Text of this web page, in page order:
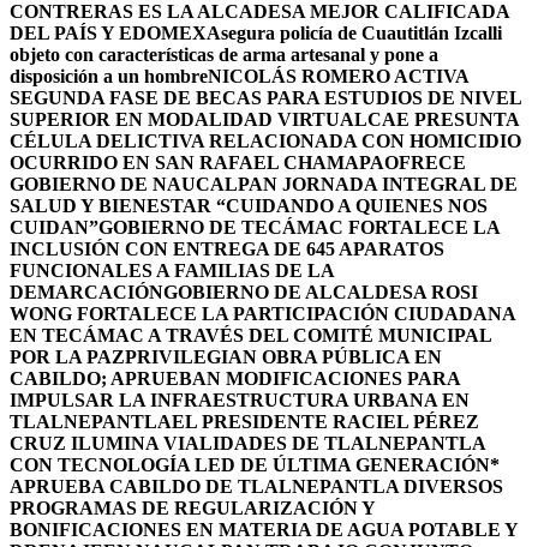
CONTRERAS ES LA ALCADESA MEJOR CALIFICADA
DEL PAÍS Y EDOMEXAsegura policía de Cuautitlán Izcalli
objeto con características de arma artesanal y pone a
disposición a un hombreNICOLÁS ROMERO ACTIVA
SEGUNDA FASE DE BECAS PARA ESTUDIOS DE NIVEL
SUPERIOR EN MODALIDAD VIRTUALCAE PRESUNTA
CÉLULA DELICTIVA RELACIONADA CON HOMICIDIO
OCURRIDO EN SAN RAFAEL CHAMAPAOFRECE
GOBIERNO DE NAUCALPAN JORNADA INTEGRAL DE
SALUD Y BIENESTAR “CUIDANDO A QUIENES NOS
CUIDAN”GOBIERNO DE TECÁMAC FORTALECE LA
INCLUSIÓN CON ENTREGA DE 645 APARATOS
FUNCIONALES A FAMILIAS DE LA
DEMARCACIÓNGOBIERNO DE ALCALDESA ROSI
WONG FORTALECE LA PARTICIPACIÓN CIUDADANA
EN TECÁMAC A TRAVÉS DEL COMITÉ MUNICIPAL
POR LA PAZPRIVILEGIAN OBRA PÚBLICA EN
CABILDO; APRUEBAN MODIFICACIONES PARA
IMPULSAR LA INFRAESTRUCTURA URBANA EN
TLALNEPANTLAEL PRESIDENTE RACIEL PÉREZ
CRUZ ILUMINA VIALIDADES DE TLALNEPANTLA
CON TECNOLOGÍA LED DE ÚLTIMA GENERACIÓN*
APRUEBA CABILDO DE TLALNEPANTLA DIVERSOS
PROGRAMAS DE REGULARIZACIÓN Y
BONIFICACIONES EN MATERIA DE AGUA POTABLE Y